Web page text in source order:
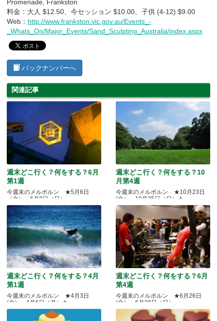
Promenade, Frankston
料金：大人 $12.50、今セッション $10.00、子供 (4-12) $9.00
Web： http://www.frankston.vic.gov.au/Events_-
_Whats_On/Major_Events/Sand_Sculpting_Australia/index.aspx
バックナンバーへ
関連記事
週末どこ行く？何をする？6月
第1週
今週末のメルボルン ★5月6日
（金）～6月8日（日）
週末どこ行く？何をする？10
月第4週
今週末のメルボルン ★10月23日
(金）～10月25日（日）★
週末どこ行く？何をする？4月
第1週
今週末のメルボルン ★4月3日
(金）～4月6日（月）★
週末どこ行く？何をする？6月
第4週
今週末のメルボルン ★6月26日
(金）～6月28日（日）